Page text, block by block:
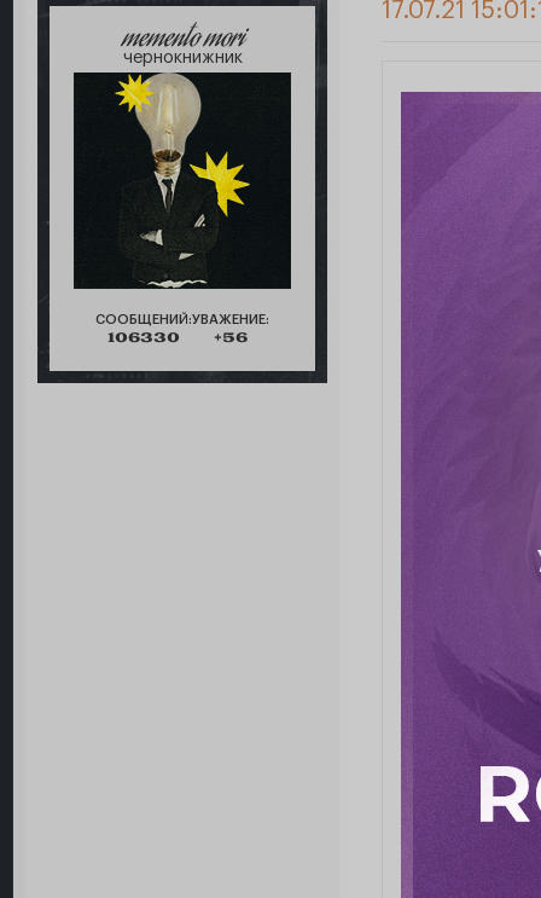
memento mori
чернокнижник
СООБЩЕНИЙ:
106330
УВАЖЕНИЕ:
+56
17.07.21